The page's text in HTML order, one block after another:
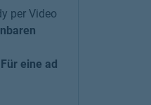
per Video
Für eine ad